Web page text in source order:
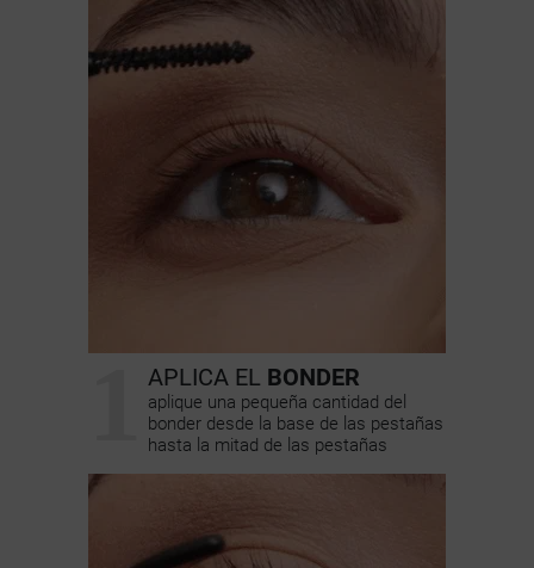
APLICA EL BONDER
aplique una pequeña cantidad del
bonder desde la base de las pestañas
hasta la mitad de las pestañas